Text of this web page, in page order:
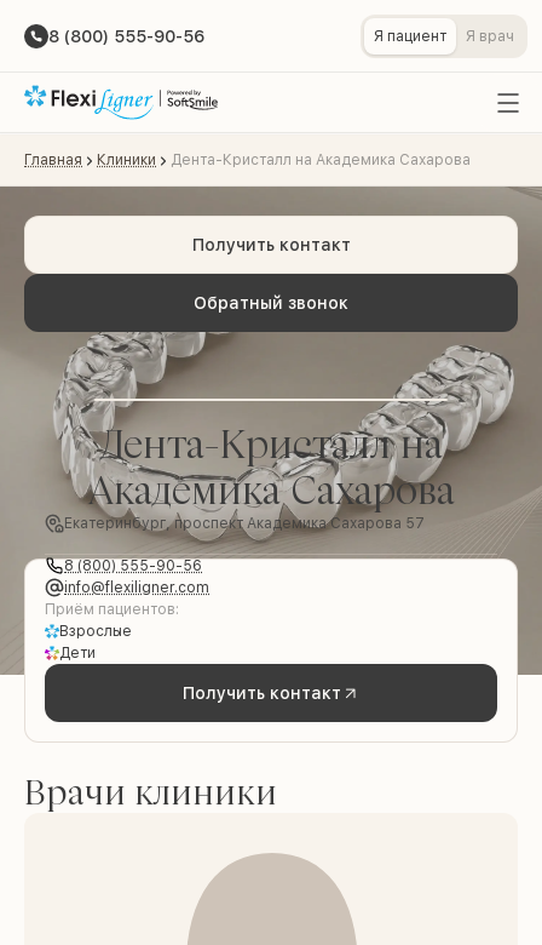
8 (800) 555-90-56 Я пациент Я врач
Главная Клиники Дента-Кристалл на Академика Сахарова
Обратный звонок
Получить контакт
Дента-Кристалл на
Академика Сахарова
Екатеринбург, проспект Академика Сахарова 57
8 (800) 555-90-56
info@flexiligner.com
Приём пациентов:
Взрослые
Дети
Получить контакт
Врачи клиники